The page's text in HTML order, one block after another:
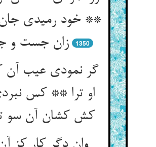
** خود رمیدی جان
زان جست و
1350
گر نمودی عیب آن
او ترا ** کس
کش کشان آن سو